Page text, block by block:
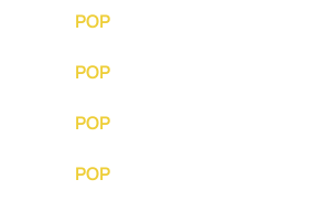
POP
POP
POP
POP